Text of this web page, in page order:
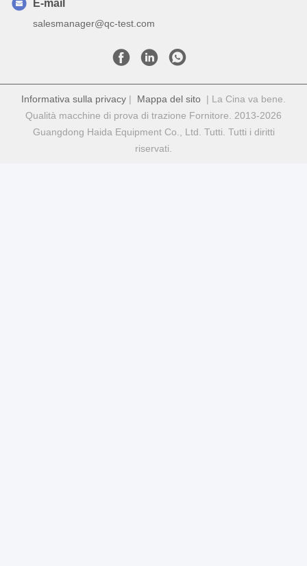
E-mail
salesmanager@qc-test.com
Informativa sulla privacy | Mappa del sito | La Cina va bene.
Qualità macchine di prova di trazione Fornitore. 2013-2026
Guangdong Haida Equipment Co., Ltd. Tutti. Tutti i diritti
riservati.